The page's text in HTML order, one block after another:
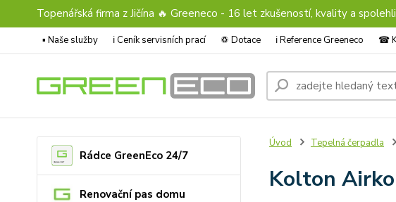
Topenářská firma z Jičína 🔥 Greeneco - 16 let zkušeností, kvality a
▪️ Naše služby ℹ︎ Ceník servisních prací ♽ Dotace ℹ︎ Reference Greeneco ☎︎
Rádce GreenEco 24/7
Renovační pas domu
Úvod Tepelná čerpadla
Kolton